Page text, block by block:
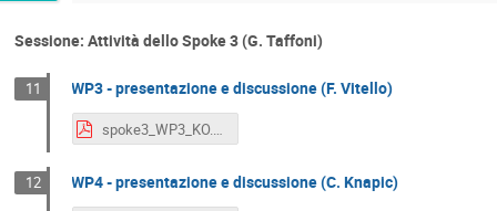
Sessione: Attività dello Spoke 3 (G. Taffoni)
11 WP3 - presentazione e discussione (F. Vitello)
spoke3_WP3_KO.pdf
12 WP4 - presentazione e discussione (C. Knapic)